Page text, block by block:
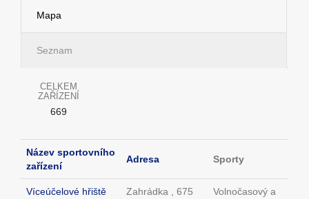
Mapa
Seznam
CELKEM
ZAŘÍZENÍ
669
Název sportovního
zařízení
Adresa Sporty
Víceúčelové hřiště
Zahrádka , 675
Volnočasový a